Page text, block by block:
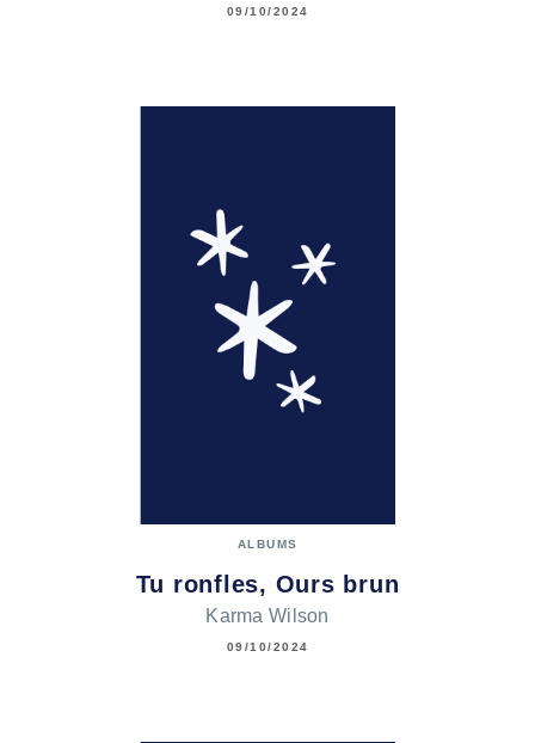
09/10/2024
ALBUMS
Tu ronfles, Ours brun
Karma Wilson
09/10/2024